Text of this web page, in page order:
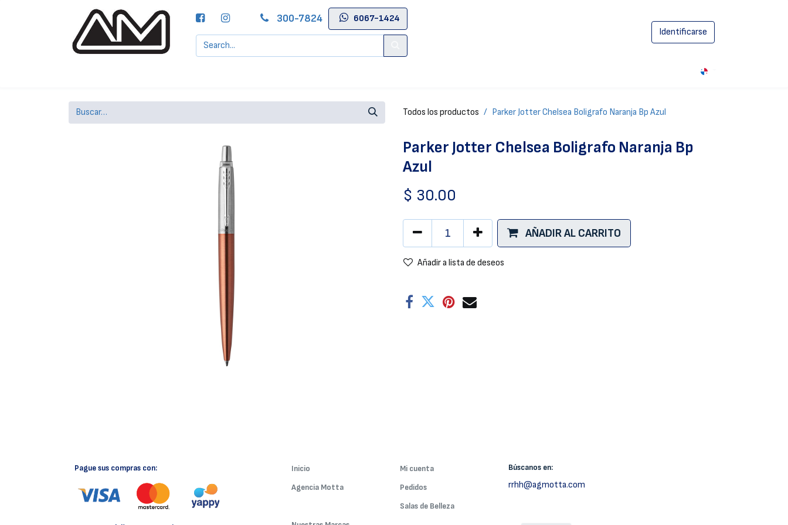
300-7824
6067-1424
Identificarse
Todos los productos Parker Jotter Chelsea Boligrafo Naranja Bp Azul
Parker Jotter Chelsea Boligrafo Naranja Bp
Azul
$ 30.00
AÑADIR AL CARRITO
Añadir a lista de deseos
Pague sus compras con:
Inicio
Agencia Motta
Mi cuenta
Pedidos
Salas de Belleza
Búscanos en:
rrhh@agmotta.com